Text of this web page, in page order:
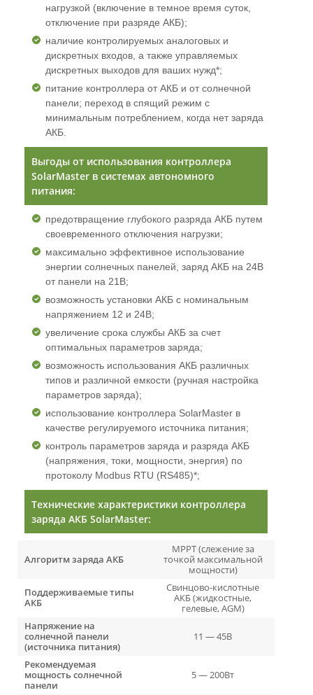
нагрузкой (включение в темное время суток,
отключение при разряде АКБ);
наличие контролируемых аналоговых и
дискретных входов, а также управляемых
дискретных выходов для ваших нужд*;
питание контроллера от АКБ и от солнечной
панели; переход в спящий режим с
минимальным потреблением, когда нет заряда
АКБ.
Выгоды от использования контроллера
SolarMaster в системах автономного
питания:
предотвращение глубокого разряда АКБ путем
своевременного отключения нагрузки;
максимально эффективное использование
энергии солнечных панелей, заряд АКБ на 24В
от панели на 21В;
возможность установки АКБ с номинальным
напряжением 12 и 24В;
увеличение срока службы АКБ за счет
оптимальных параметров заряда;
возможность использования АКБ различных
типов и различной емкости (ручная настройка
параметров заряда);
использование контроллера SolarMaster в
качестве регулируемого источника питания;
контроль параметров заряда и разряда АКБ
(напряжения, токи, мощности, энергия) по
протоколу Modbus RTU (RS485)*;
Технические характеристики контроллера
заряда АКБ SolarMaster:
Алгоритм заряда АКБ
MPPT (слежение за
точкой максимальной
мощности)
Поддерживаемые типы
АКБ
Свинцово-кислотные
АКБ (жидкостные,
гелевые, AGM)
Напряжение на
солнечной панели
(источника питания)
11 — 45В
Рекомендуемая
мощность солнечной
панели
5 — 200Вт